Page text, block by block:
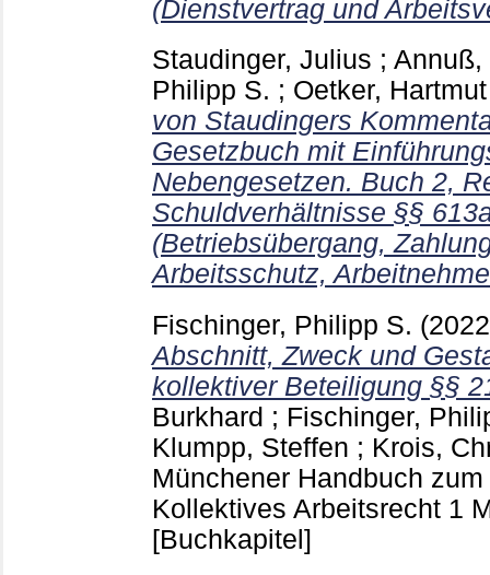
(Dienstvertrag und
Staudinger, Julius ; Annuß,
Philipp S. ; Oetker, Hartmut
von Staudingers
Gesetzbuch mit
Nebengesetzen. Buch 2,
Schuldverhältnisse §§
(Betriebsübergang,
Arbeitsschutz,
Fischinger, Philipp S.
Abschnitt, Zweck und
kollektiver Beteiligung §§
Burkhard ; Fischinger,
Klumpp, Steffen ; Krois,
Münchener Handbuch
Kollektives Arbeitsrecht 1
[Buchkapitel]